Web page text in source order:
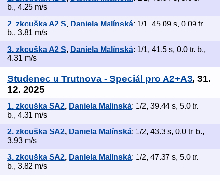
b., 4.25 m/s
2. zkouška A2 S, Daniela Malínská: 1/1, 45.09 s, 0.09 tr.
b., 3.81 m/s
3. zkouška A2 S, Daniela Malínská: 1/1, 41.5 s, 0.0 tr. b.,
4.31 m/s
Studenec u Trutnova - Speciál pro A2+A3, 31.
12. 2025
1. zkouška SA2, Daniela Malínská: 1/2, 39.44 s, 5.0 tr.
b., 4.31 m/s
2. zkouška SA2, Daniela Malínská: 1/2, 43.3 s, 0.0 tr. b.,
3.93 m/s
3. zkouška SA2, Daniela Malínská: 1/2, 47.37 s, 5.0 tr.
b., 3.82 m/s